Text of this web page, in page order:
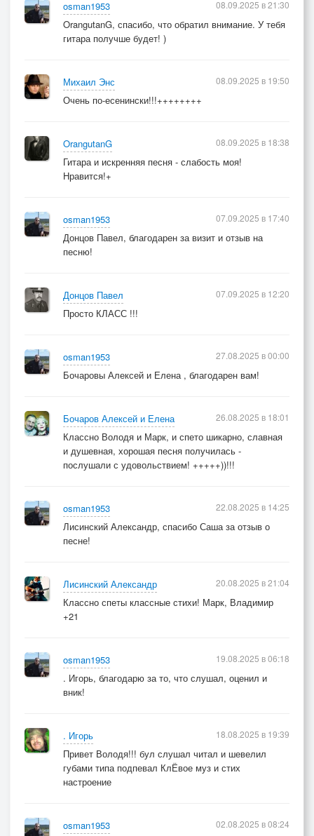
osman1953
OrangutanG, спасибо, что обратил внимание. У тебя
гитара получше будет! )
08.09.2025 в 21:30
Михаил Энс
Очень по-есенински!!!++++++++
08.09.2025 в 19:50
OrangutanG
Гитара и искренняя песня - слабость моя!
Нравится!+
08.09.2025 в 18:38
osman1953
Донцов Павел, благодарен за визит и отзыв на
песню!
07.09.2025 в 17:40
Донцов Павел
Просто КЛАСС !!!
07.09.2025 в 12:20
osman1953
Бочаровы Алексей и Елена , благодарен вам!
27.08.2025 в 00:00
Бочаров Алексей и Елена
Классно Володя и Марк, и спето шикарно, славная
и душевная, хорошая песня получилась -
послушали с удовольствием! +++++))!!!
26.08.2025 в 18:01
osman1953
Лисинский Александр, спасибо Саша за отзыв о
песне!
22.08.2025 в 14:25
Лисинский Александр
Классно спеты классные стихи! Марк, Владимир
+21
20.08.2025 в 21:04
osman1953
. Игорь, благодарю за то, что слушал, оценил и
вник!
19.08.2025 в 06:18
. Игорь
Привет Володя!!! бул слушал читал и шевелил
губами типа подпевал КлЁвое муз и стих
настроение
18.08.2025 в 19:39
osman1953
02.08.2025 в 08:24